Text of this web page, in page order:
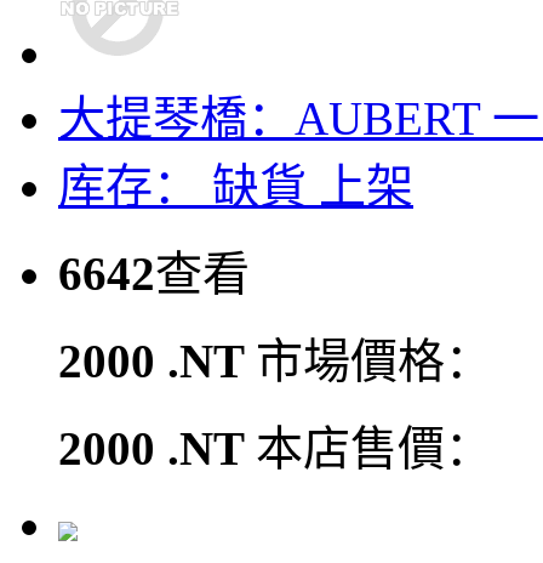
大提琴橋：AUBERT
库存： 缺貨
上架
6642查看
2000 .NT 市場價格：
2000 .NT 本店售價：